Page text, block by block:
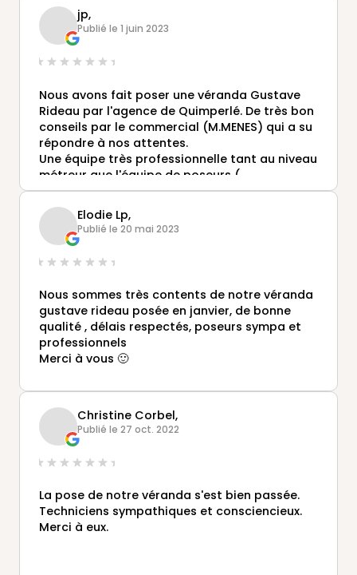
succès.
jp,
Publié le 1 juin 2023
Nous avons fait poser une véranda Gustave
Rideau par l'agence de Quimperlé. De très bon
conseils par le commercial (M.MENES) qui a su
répondre à nos attentes.
Une équipe très professionnelle tant au niveau
métreur que l'équipe de poseurs (
efficace,travail soigné,discret et très
sympathique)
Je ne peux que conseiller cette agence vous
pouvez leur faire confiance .Merci a toute
l'équipe.
Elodie Lp,
Publié le 20 mai 2023
Nous sommes très contents de notre véranda
gustave rideau posée en janvier, de bonne
qualité , délais respectés, poseurs sympa et
professionnels
Merci à vous 🙂
Christine Corbel,
Publié le 27 oct. 2022
La pose de notre véranda s'est bien passée.
Techniciens sympathiques et consciencieux.
Merci à eux.